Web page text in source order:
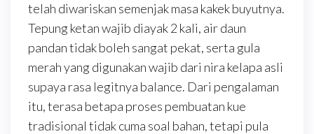
telah diwariskan semenjak masa kakek buyutnya.
Tepung ketan wajib diayak 2 kali, air daun
pandan tidak boleh sangat pekat, serta gula
merah yang digunakan wajib dari nira kelapa asli
supaya rasa legitnya balance. Dari pengalaman
itu, terasa betapa proses pembuatan kue
tradisional tidak cuma soal bahan, tetapi pula